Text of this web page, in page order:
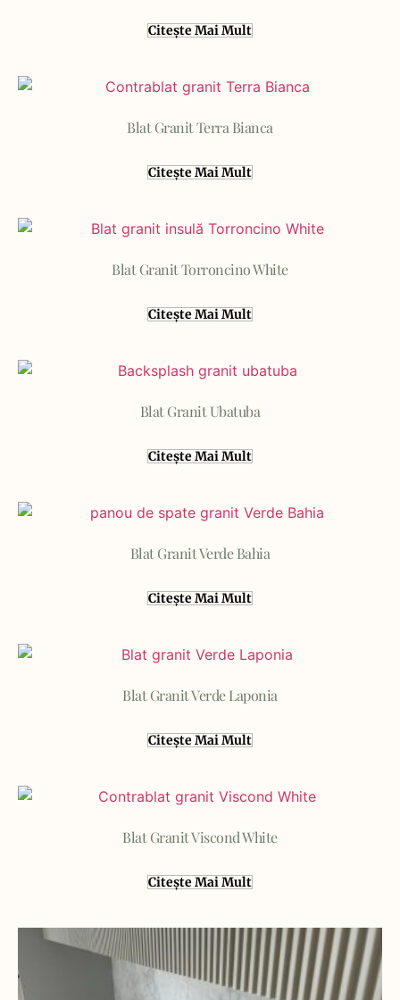
Citește Mai Mult
Blat Granit Terra Bianca
Citește Mai Mult
Blat Granit Torroncino White
Citește Mai Mult
Blat Granit Ubatuba
Citește Mai Mult
Blat Granit Verde Bahia
Citește Mai Mult
Blat Granit Verde Laponia
Citește Mai Mult
Blat Granit Viscond White
Citește Mai Mult